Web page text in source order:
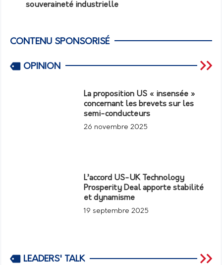
souveraineté industrielle
CONTENU SPONSORISÉ
OPINION
La proposition US « insensée »
concernant les brevets sur les
semi-conducteurs
26 novembre 2025
L’accord US-UK Technology
Prosperity Deal apporte stabilité
et dynamisme
19 septembre 2025
LEADERS' TALK